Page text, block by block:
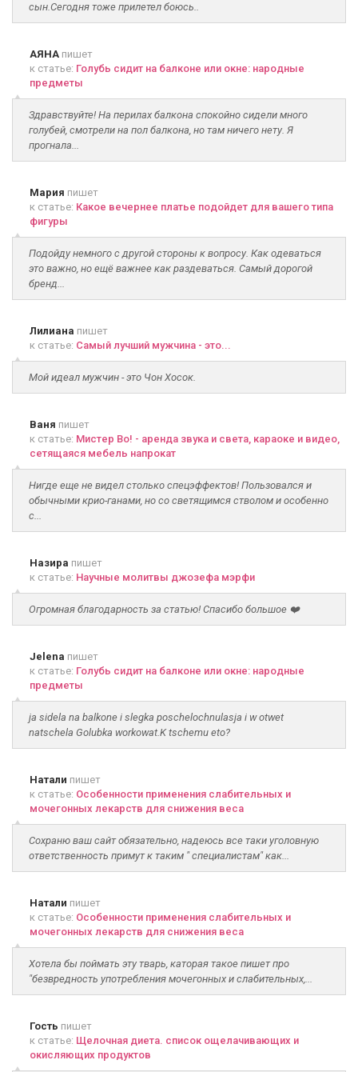
сын.Сегодня тоже прилетел боюсь..
АЯНА пишет
к статье: Голубь сидит на балконе или окне: народные
предметы
Здравствуйте! На перилах балкона спокойно сидели много
голубей, смотрели на пол балкона, но там ничего нету. Я
прогнала...
Мария пишет
к статье: Какое вечернее платье подойдет для вашего типа
фигуры
Подойду немного с другой стороны к вопросу. Как одеваться
это важно, но ещё важнее как раздеваться. Самый дорогой
бренд...
Лилиана пишет
к статье: Самый лучший мужчина - это...
Мой идеал мужчин - это Чон Хосок.
Ваня пишет
к статье: Мистер Во! - аренда звука и света, караоке и видео,
сетящаяся мебель напрокат
Нигде еще не видел столько спецэффектов! Пользовался и
обычными крио-ганами, но со светящимся стволом и особенно
с...
Назира пишет
к статье: Научные молитвы джозефа мэрфи
Огромная благодарность за статью! Спасибо большое ❤️
Jelena пишет
к статье: Голубь сидит на балконе или окне: народные
предметы
ja sidela na balkone i slegka poschelochnulasja i w otwet
natschela Golubka workowat.K tschemu eto?
Натали пишет
к статье: Особенности применения слабительных и
мочегонных лекарств для снижения веса
Сохраню ваш сайт обязательно, надеюсь все таки уголовную
ответственность примут к таким " специалистам" как...
Натали пишет
к статье: Особенности применения слабительных и
мочегонных лекарств для снижения веса
Хотела бы поймать эту тварь, каторая такое пишет про
"безвредность употребления мочегонных и слабительных,...
Гость пишет
к статье: Щелочная диета. список ощелачивающих и
окисляющих продуктов